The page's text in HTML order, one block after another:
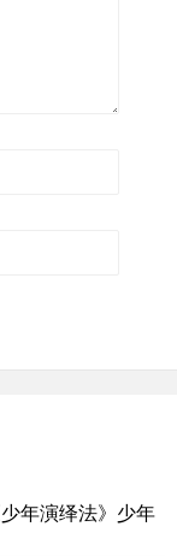
年演绎法》少年